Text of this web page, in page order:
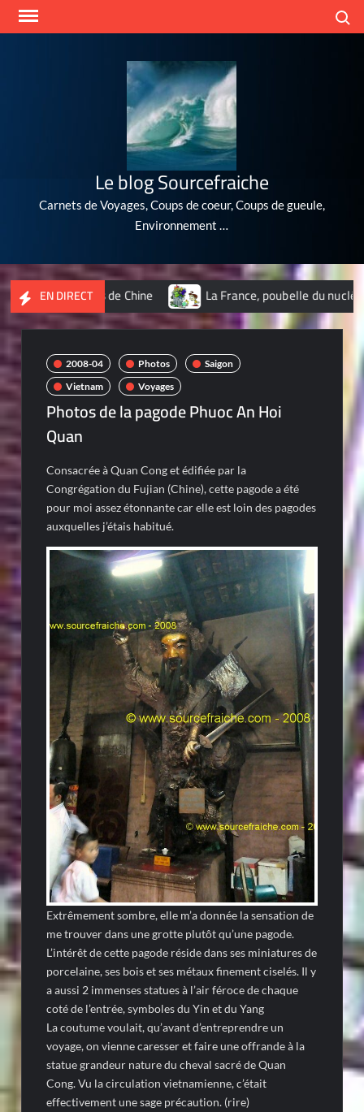
Skip
Le blog Sourcefraiche
Carnets de Voyages, Coups de coeur, Coups de gueule,
Environnement …
EN DIRECT
de Chine La France, poubelle du nucléaire de la
2008-04 Photos
Saigon
Vietnam
Voyages
Photos de la pagode Phuoc An Hoi
Quan
Consacrée à Quan Cong et édifiée par la
Congrégation du Fujian (Chine), cette pagode a été
pour moi assez étonnante car elle est loin des pagodes
auxquelles j’étais habitué.
Extrêmement sombre, elle m’a donnée la sensation de
me trouver dans une grotte plutôt qu’une pagode.
L’intérêt de cette pagode réside dans ses miniatures de
porcelaine, ses bois et ses métaux finement ciselés. Il y
a aussi 2 immenses statues à l’air féroce de chaque
coté de l’entrée, symboles du Yin et du Yang
La coutume voulait, qu’avant d’entreprendre un
voyage, on vienne caresser et faire une offrande à la
statue grandeur nature du cheval sacré de Quan
Cong. Vu la circulation vietnamienne, c’était
effectivement une sage précaution. (rire)